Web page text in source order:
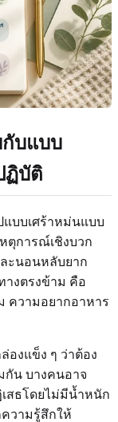
กับแบบ
ฏิบัติ
แบบเศร้าหม่นแบบ
ตุการณ์เชิงบวก
ะนอนหลับยาก
างตรงข้าม คือ
ความอยากอาหาร
องแข็ง ๆ ว่าต้อง
กัน บางคนอาจ
สธโดยไม่มีน้ำหนัก
ความรู้สึกให้